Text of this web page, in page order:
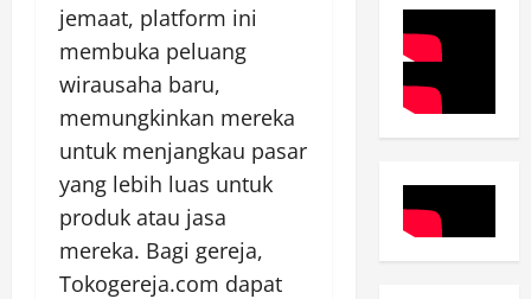
jemaat, platform ini
membuka peluang
wirausaha baru,
memungkinkan mereka
untuk menjangkau pasar
yang lebih luas untuk
produk atau jasa
mereka. Bagi gereja,
Tokogereja.com dapat